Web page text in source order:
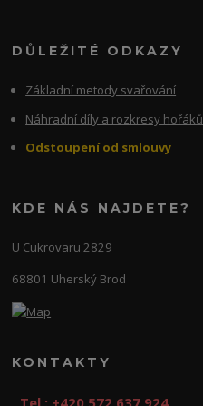
DŮLEŽITÉ ODKAZY
Základní metody svařování
Náhradní díly a rozkresy hořáků
Odstoupení od smlouvy
KDE NÁS NAJDETE?
U Cukrovaru 2829
68801 Uherský Brod
KONTAKTY